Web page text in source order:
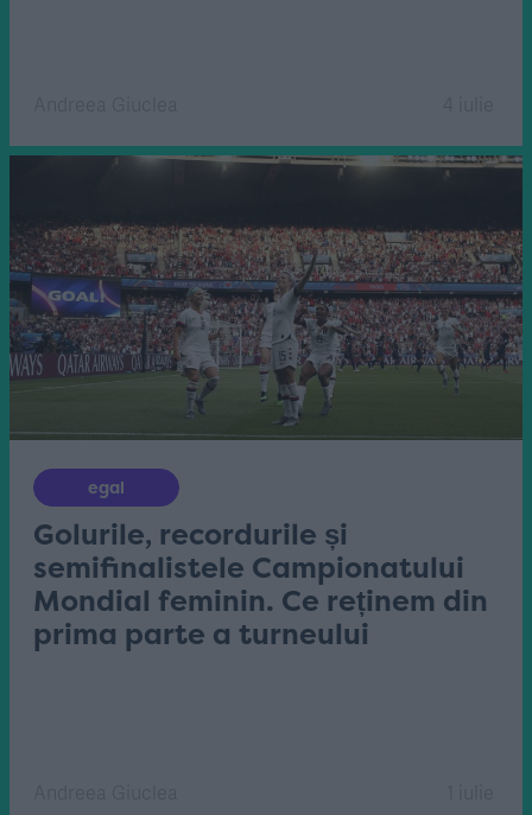
egal
Golurile, recordurile și
semifinalistele Campionatului
Mondial feminin. Ce reținem din
prima parte a turneului